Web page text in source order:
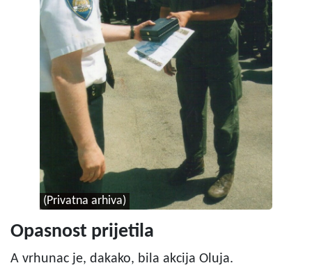
(Privatna arhiva)
Opasnost prijetila
A vrhunac je, dakako, bila akcija Oluja.